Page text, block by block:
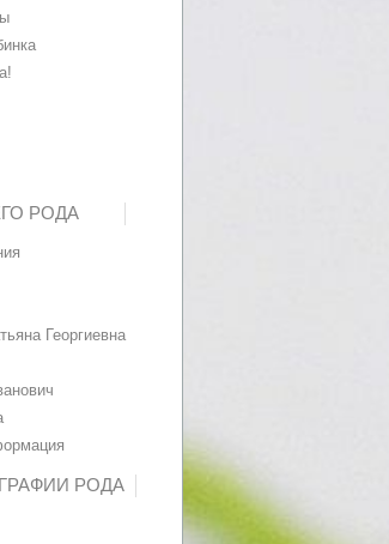
РОДА
Георгиевна
РОДА